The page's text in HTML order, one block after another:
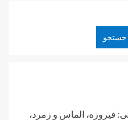
جستجو
فیروزه، الماس و زمرد،